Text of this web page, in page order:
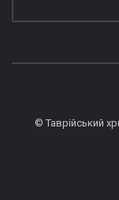
© Таврійський